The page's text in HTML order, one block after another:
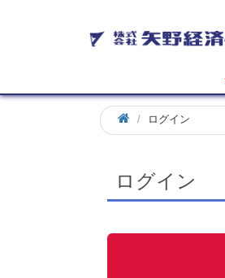
矢
野
研
究
所
ログイン
ログイン